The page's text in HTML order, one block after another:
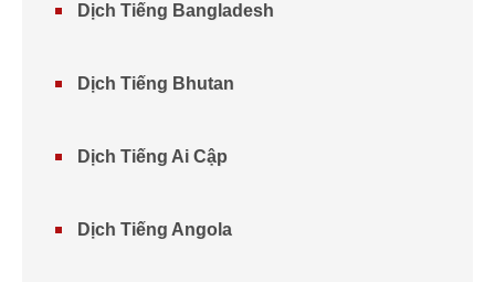
Dịch Tiếng Bangladesh
Dịch Tiếng Bhutan
Dịch Tiếng Ai Cập
Dịch Tiếng Angola